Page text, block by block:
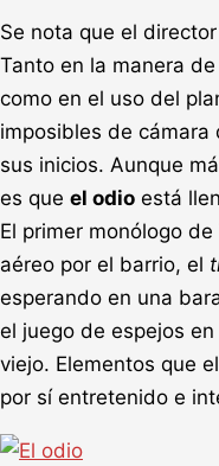
Se nota que el
Tanto en la manera
como en el uso del
imposibles de cámara
sus inicios. Aunque
es que el odio está
El primer monólogo
aéreo por el barrio, el
esperando en una
el juego de espejos
viejo. Elementos que
por sí entretenido e